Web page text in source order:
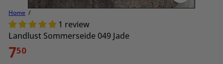
Home
1 review
Landlust Sommerseide 049 Jade
Normale
prijs
750